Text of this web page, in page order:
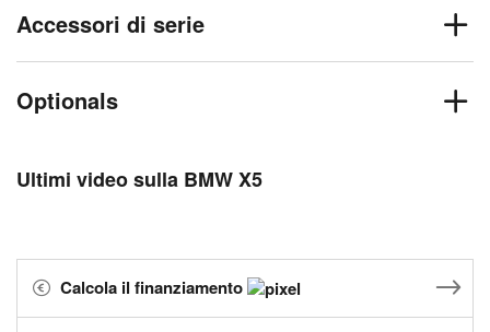
Accessori di serie
Optionals
Ultimi video sulla BMW X5
Calcola il finanziamento